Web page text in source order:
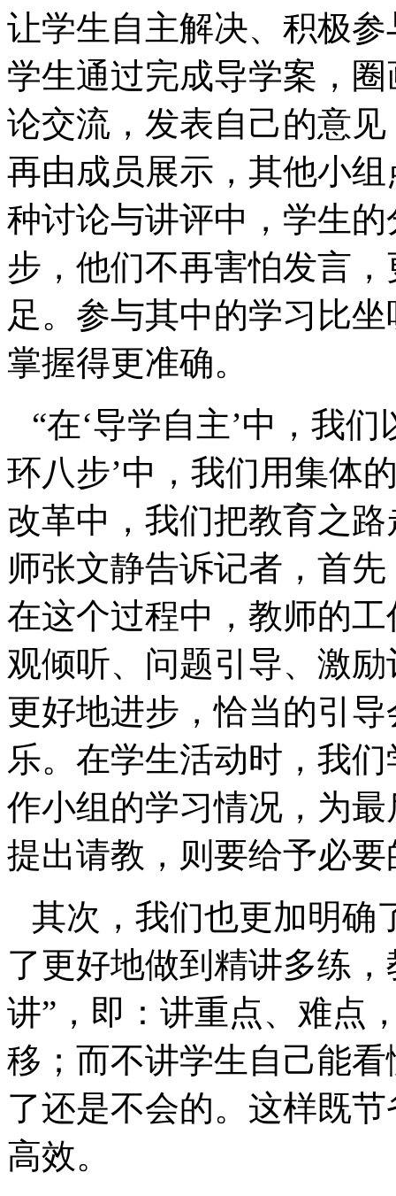
让学生自主解决、积极
学生通过完成导学案，
论交流，发表自己的意
再由成员展示，其他小
种讨论与讲评中，学生
步，他们不再害怕发言
足。参与其中的学习比
掌握得更准确。
“在‘导学自主’中，我
环八步’中，我们用集体
改革中，我们把教育之
师张文静告诉记者，首
在这个过程中，教师的
观倾听、问题引导、激
更好地进步，恰当的引
乐。在学生活动时，我
作小组的学习情况，为
提出请教，则要给予必
其次，我们也更加明确
了更好地做到精讲多练
讲”，即：讲重点、难点
移；而不讲学生自己能
了还是不会的。这样既
高效。